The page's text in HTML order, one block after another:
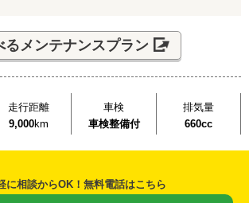
るメンテナンスプラン
走行距離
9,000km
車検
車検整備付
排気量
660cc
に相談からOK！無料電話はこちら